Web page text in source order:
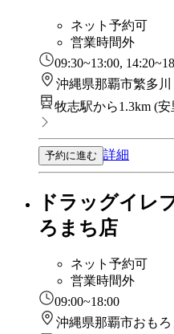
ネット予約可
営業時間外
09:30~13:00,
沖縄県那覇市繁多川
牧志駅から1.3km (安
予約に進む 詳細
ドラッグイレ
ろまち店
ネット予約可
営業時間外
09:00~18:00
沖縄県那覇市おも